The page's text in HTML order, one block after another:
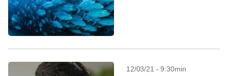
12/03/21 - 9:30min